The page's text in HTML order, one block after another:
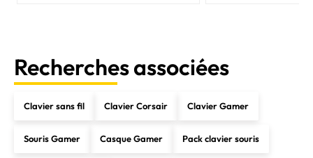
Recherches associées
Clavier sans fil Clavier Corsair Clavier Gamer
Souris Gamer Casque Gamer Pack clavier souris